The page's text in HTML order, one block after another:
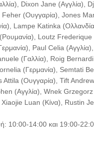
Dixon Jane (Αγγλία),
(Ουγγαρία), Jones
Lampe Katinka
Loutz
Paul Celia
(Γαλλία), Roig
(Γερμανία), Semtati
(Ουγγαρία), Tift
(Αγγλία), Wnek
Luan (Κίνα), Rustin
10:00-14:00 και 19:00-